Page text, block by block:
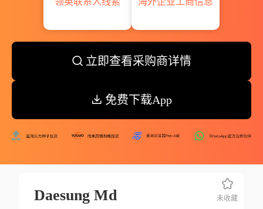
立即查看采购商详情
免费下载App
Daesung Md 未收藏